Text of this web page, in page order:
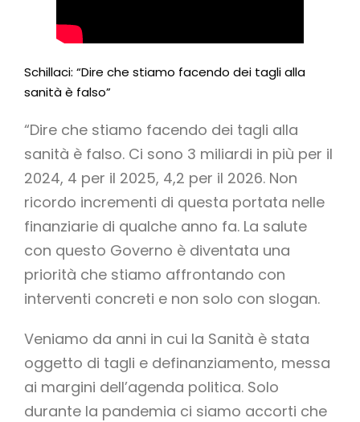
Schillaci: “Dire che stiamo facendo dei tagli alla
sanità è falso”
“Dire che stiamo facendo dei tagli alla
sanità è falso. Ci sono 3 miliardi in più per il
2024, 4 per il 2025, 4,2 per il 2026. Non
ricordo incrementi di questa portata nelle
finanziarie di qualche anno fa. La salute
con questo Governo è diventata una
priorità che stiamo affrontando con
interventi concreti e non solo con slogan.
Veniamo da anni in cui la Sanità è stata
oggetto di tagli e definanziamento, messa
ai margini dell’agenda politica. Solo
durante la pandemia ci siamo accorti che